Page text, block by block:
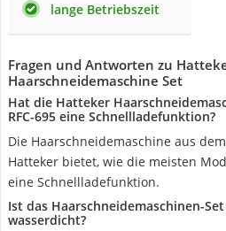
lange Betriebszeit
Fragen und Antworten zu
Haarschneidemaschine Set
Hat die Hatteker
RFC-695 eine Schnellladefunktion?
Die Haarschneidemaschine aus
Hatteker bietet, wie die meisten
eine Schnellladefunktion.
Ist das Haarschneidemaschinen-
wasserdicht?